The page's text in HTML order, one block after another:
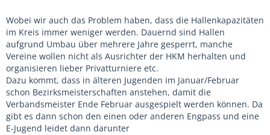
Wobei wir auch das Problem haben, dass die Hallenkapazitäten
im Kreis immer weniger werden. Dauernd sind Hallen
aufgrund Umbau über mehrere Jahre gesperrt, manche
Vereine wollen nicht als Ausrichter der HKM herhalten und
organisieren lieber Privatturniere etc.
Dazu kommt, dass in älteren Jugenden im Januar/Februar
schon Bezirksmeisterschaften anstehen, damit die
Verbandsmeister Ende Februar ausgespielt werden können. Da
gibt es dann schon den einen oder anderen Engpass und eine
E-Jugend leidet dann darunter